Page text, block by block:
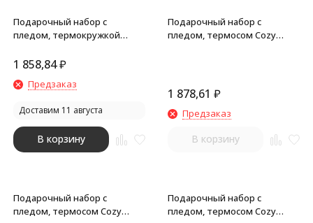
Подарочный набор с
пледом, термокружкой
1 858,84₽
Предзаказ
Доставим 11 августа
В корзину
Подарочный набор с
пледом, термосом Cozy
1 878,61 ₽
Предзаказ
В корзину
Подарочный набор с
пледом, термосом Cozy
Подарочный набор с
пледом, термосом Cozy